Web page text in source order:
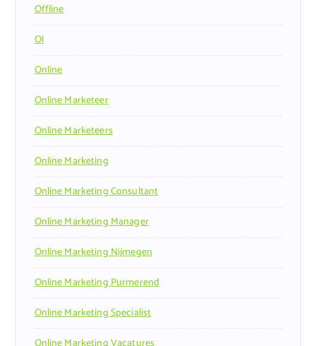
Offline
Ol
Online
Online Marketeer
Online Marketeers
Online Marketing
Online Marketing Consultant
Online Marketing Manager
Online Marketing Nijmegen
Online Marketing Purmerend
Online Marketing Specialist